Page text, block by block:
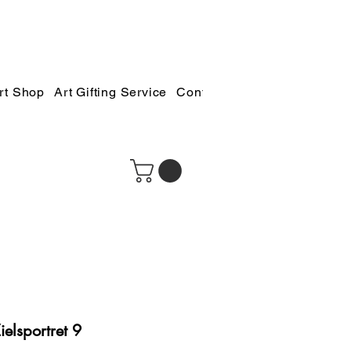
Shop Art Gifting Service Contact
9